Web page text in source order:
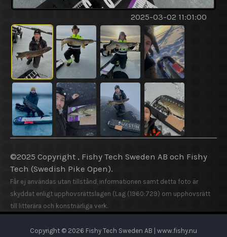
2025-03-02 11:01:00
©2025 Copyright , Fishy Tech Sweden AB och Fishy
Tech (Swedish Pike Open).
Får ej användas utan tillstånd, informationen samt detta foto är
skyddat enligt upphovsrättslagen (Lag (1960:729) om upphovsrätt
till litterära och konstnärliga verk.
Copyright © 2026 Fishy Tech Sweden AB | www.fishy.nu